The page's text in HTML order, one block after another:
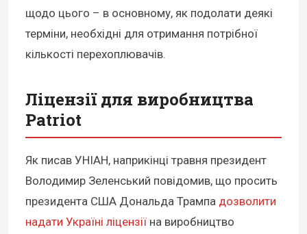
щодо цього – в основному, як подолати деякі
терміни, необхідні для отримання потрібної
кількості перехоплювачів.
Ліцензії для виробництва
Patriot
Як писав УНІАН, наприкінці травня президент
Володимир Зеленський повідомив, що просить
президента США Дональда Трампа дозволити
надати Україні ліцензії на виробництво